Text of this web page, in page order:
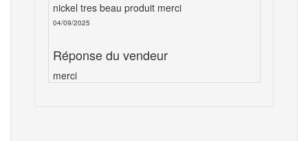
nickel tres beau produit merci
04/09/2025
Réponse du vendeur
merci